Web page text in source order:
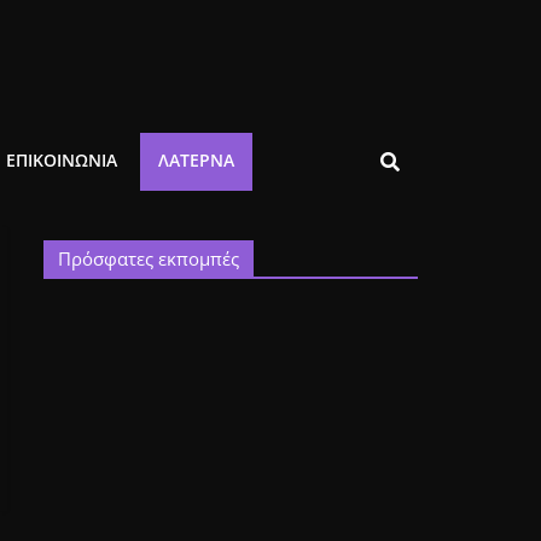
ΕΠΙΚΟΙΝΩΝΙΑ ΛΑΤΈΡΝΑ
Πρόσφατες εκπομπές